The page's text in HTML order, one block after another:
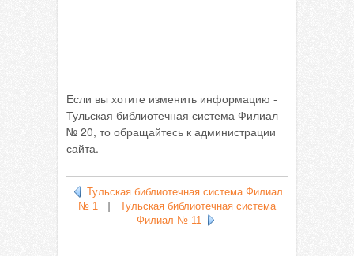
Если вы хотите изменить информацию -
Тульская библиотечная система Филиал
№ 20, то обращайтесь к администрации
сайта.
Тульская библиотечная система Филиал
№ 1
Тульская библиотечная система
Филиал № 11